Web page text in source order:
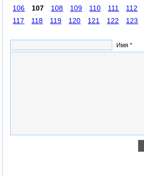
106
107 108 109 110 111 112
117
118 119 120 121 122 123
Имя *